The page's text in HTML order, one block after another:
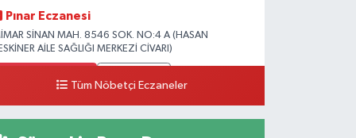
Pınar Eczanesi
SİNAN MAH. 8546 SOK. NO:4 A (HASAN
AİLE SAĞLIĞI MERKEZİ CİVARI)
Tüm Nöbetçi Eczaneler